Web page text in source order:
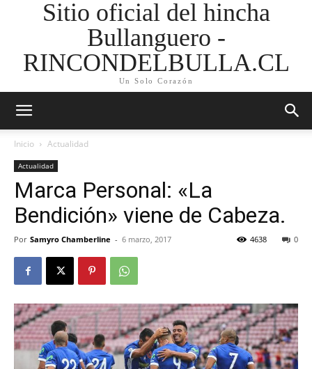
Sitio oficial del hincha
Bullanguero -
RINCONDELBULLA.CL
Un Solo Corazón
Inicio Actualidad
Actualidad
Marca Personal: «La
Bendición» viene de Cabeza.
Por Samyro Chamberline - 6 marzo, 2017 0
4638